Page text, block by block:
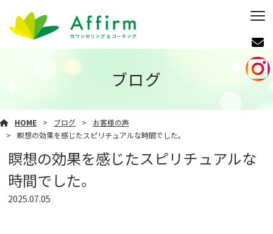
ブログ
HOME ブログ
お客様の声
瞑想の効果を感じたスピリチュアルな時間でした。
瞑想の効果を感じたスピリチュアルな
時間でした。
2025.07.05